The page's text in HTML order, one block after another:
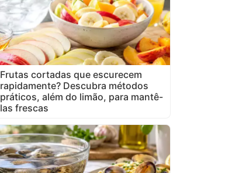
Frutas cortadas que escurecem
rapidamente? Descubra métodos
práticos, além do limão, para mantê-
las frescas